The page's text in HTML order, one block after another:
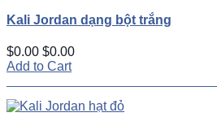
Kali Jordan dạng bột trắng
$0.00 $0.00
Add to Cart